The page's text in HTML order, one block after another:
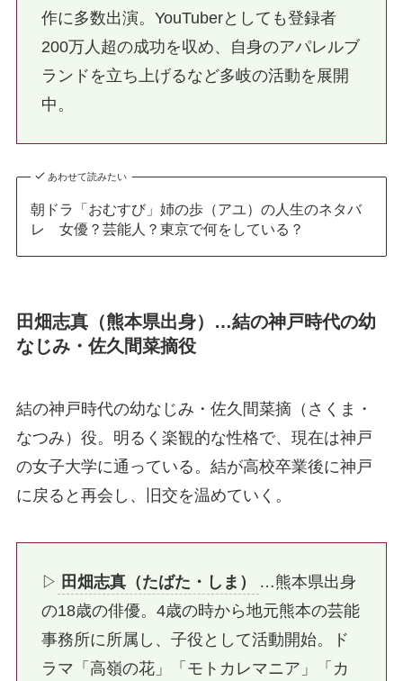
作に多数出演。YouTuberとしても登録者
200万人超の成功を収め、自身のアパレルブ
ランドを立ち上げるなど多岐の活動を展開
中。
あわせて読みたい
朝ドラ「おむすび」姉の歩（アユ）の人生のネタバ
レ 女優？芸能人？東京で何をしている？
田畑志真（熊本県出身）…結の神戸時代の幼
なじみ・佐久間菜摘役
結の神戸時代の幼なじみ・佐久間菜摘（さくま・
なつみ）役。明るく楽観的な性格で、現在は神戸
の女子大学に通っている。結が高校卒業後に神戸
に戻ると再会し、旧交を温めていく。
▷ 田畑志真（たばた・しま）
…熊本県出身
の18歳の俳優。4歳の時から地元熊本の芸能
事務所に所属し、子役として活動開始。ド
ラマ「高嶺の花」「モトカレマニア」「カ